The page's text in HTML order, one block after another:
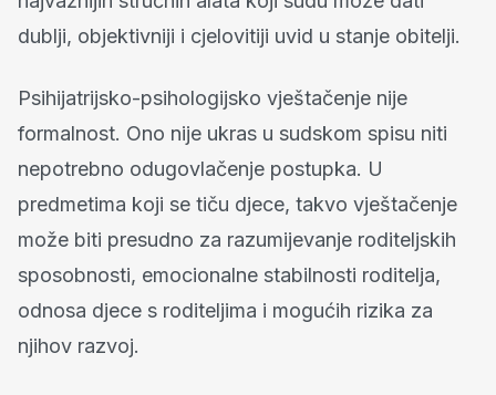
dublji, objektivniji i cjelovitiji uvid u stanje obitelji.
Psihijatrijsko-psihologijsko vještačenje nije
formalnost. Ono nije ukras u sudskom spisu niti
nepotrebno odugovlačenje postupka. U
predmetima koji se tiču djece, takvo vještačenje
može biti presudno za razumijevanje roditeljskih
sposobnosti, emocionalne stabilnosti roditelja,
odnosa djece s roditeljima i mogućih rizika za
njihov razvoj.